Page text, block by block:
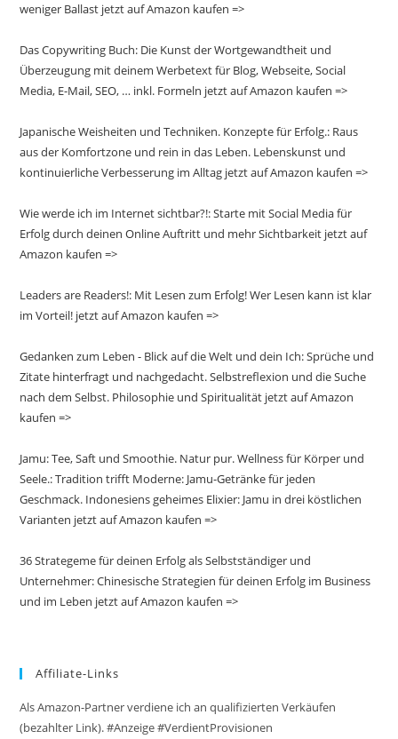
weniger Ballast jetzt auf Amazon kaufen =>
Das Copywriting Buch: Die Kunst der Wortgewandtheit und
Überzeugung mit deinem Werbetext für Blog, Webseite, Social
Media, E-Mail, SEO, … inkl. Formeln jetzt auf Amazon kaufen =>
Japanische Weisheiten und Techniken. Konzepte für Erfolg.: Raus
aus der Komfortzone und rein in das Leben. Lebenskunst und
kontinuierliche Verbesserung im Alltag jetzt auf Amazon kaufen =>
Wie werde ich im Internet sichtbar?!: Starte mit Social Media für
Erfolg durch deinen Online Auftritt und mehr Sichtbarkeit jetzt auf
Amazon kaufen =>
Leaders are Readers!: Mit Lesen zum Erfolg! Wer Lesen kann ist klar
im Vorteil! jetzt auf Amazon kaufen =>
Gedanken zum Leben - Blick auf die Welt und dein Ich: Sprüche und
Zitate hinterfragt und nachgedacht. Selbstreflexion und die Suche
nach dem Selbst. Philosophie und Spiritualität jetzt auf Amazon
kaufen =>
Jamu: Tee, Saft und Smoothie. Natur pur. Wellness für Körper und
Seele.: Tradition trifft Moderne: Jamu-Getränke für jeden
Geschmack. Indonesiens geheimes Elixier: Jamu in drei köstlichen
Varianten jetzt auf Amazon kaufen =>
36 Strategeme für deinen Erfolg als Selbstständiger und
Unternehmer: Chinesische Strategien für deinen Erfolg im Business
und im Leben jetzt auf Amazon kaufen =>
Affiliate-Links
Als Amazon-Partner verdiene ich an qualifizierten Verkäufen
(bezahlter Link). #Anzeige #VerdientProvisionen